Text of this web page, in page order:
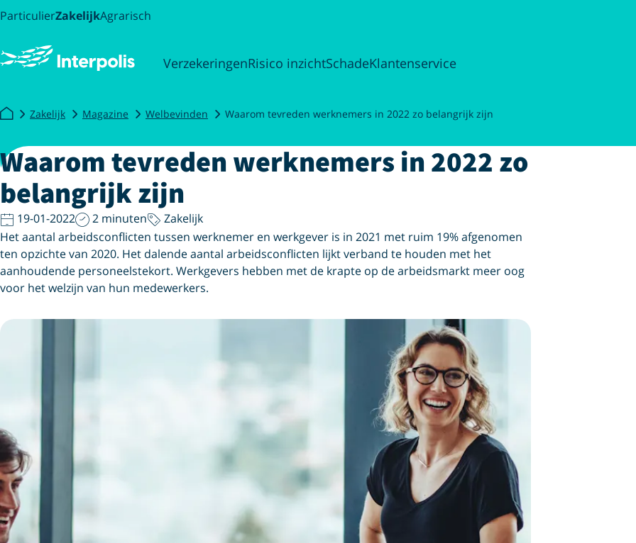
ParticulierZakelijkAgrarisch
VerzekeringenRisico inzichtSchadeKlantenservice
Zakelijk Magazine Welbevinden Waarom tevreden werknemers in 2022 zo belangrijk zijn
Waarom tevreden werknemers in 2022 zo
belangrijk zijn
19-01-2022 2 minuten
Zakelijk
Het aantal arbeidsconflicten tussen werknemer en werkgever is in 2021 met ruim 19% afgenomen
ten opzichte van 2020. Het dalende aantal arbeidsconflicten lijkt verband te houden met het
aanhoudende personeelstekort. Werkgevers hebben met de krapte op de arbeidsmarkt meer oog
voor het welzijn van hun medewerkers.